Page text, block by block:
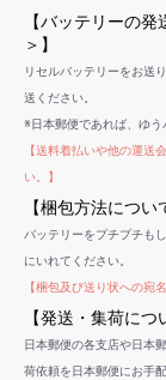
【バッテリーの
＞】
リセルバッテリーをお送
送ください。
※日本郵便であれば、ゆう
【送料着払いや他の運送
い。】
【梱包方法につい
バッテリーをプチプチも
にいれてください。
【梱包及び送り状への宛
【発送・集荷につ
日本郵便の各支店や日本
荷依頼を日本郵便にお手配